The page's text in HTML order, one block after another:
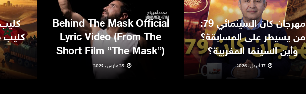
مهرجان كان السينمائي 79:
من يسيطر على المسابقة؟
وأين السينما المغربية؟
17 أبريل، 2026
Behind The Mask Official
Lyric Video (From The
Short Film “The Mask”)
29 مارس، 2025
كليب